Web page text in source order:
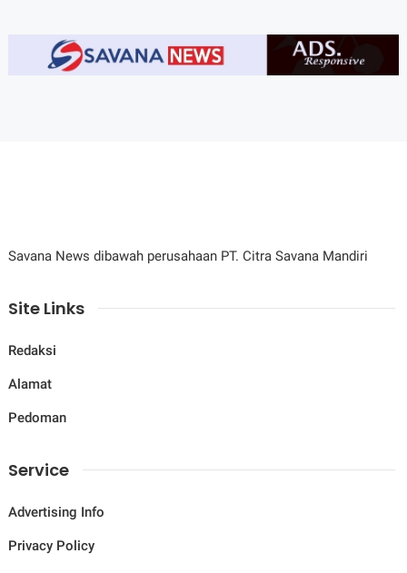
Savana News dibawah perusahaan PT. Citra Savana Mandiri
Site Links
Redaksi
Alamat
Pedoman
Service
Advertising Info
Privacy Policy